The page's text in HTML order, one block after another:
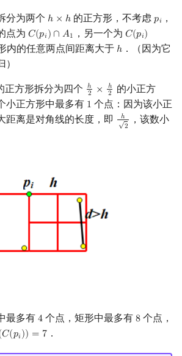
分为两个 ℎ × ℎ
h ×h 的正方形，不考虑 𝑝𝑖
pi ，
点为 𝐶(𝑝𝑖) ∩ 𝐴1
C(pi)∩A 1 ，另一个为 𝐶(𝑝𝑖)
C(pi)∩
内的任意两点间距离大于 ℎ
h ．（因为它
正方形拆分为四个 ℎ
2 × ℎ
2
h2 ×h 2 的小正方
小正方形中最多有 1
1 个点：因为该小正
距离是对角线的长度，即
ℎ
√
2
h2
，该数小
最多有 4
4 个点，矩形中最多有 8
8 个点，
𝐶(𝑝𝑖)) = 7
C(pi))= 7 ．